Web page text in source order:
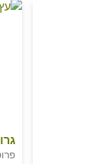
גרווילאה